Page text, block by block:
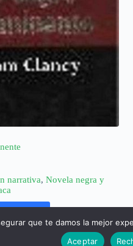
narrativa, Novela negra y
que te damos la mejor
Aceptar